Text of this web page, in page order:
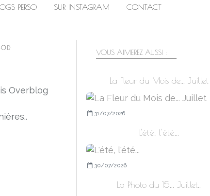
PERSO SUR INSTAGRAM CONTACT
Overblog
VOUS AIMEREZ AUSSI :
La Fleur du Mois de... Juillet
31/07/2026
L'été, l'été...
30/07/2026
La Photo du 15... Juillet..